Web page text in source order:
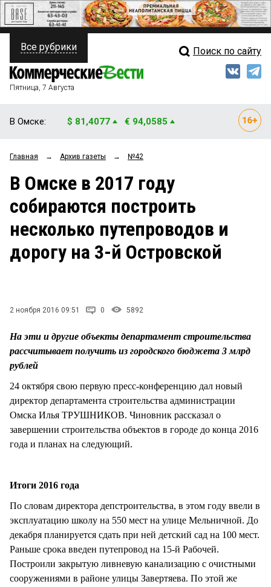
ПОЛИТИКА
ФИНАНСЫ
ОБЩЕСТВО
ЗАКОН
НОВОСТИ КОМПАНИЙ
Свежий выпуск
Рейтинги
Блоги
Архив
Все рубрики Поиск по сайту
Пятница, 7 Августа
В Омске: $ 81,4077 € 94,0585
Главная → Архив газеты → №42
В Омске в 2017 году
собираются построить
несколько путепроводов и
дорогу на 3-й Островской
2 ноября 2016 09:51 0 5892
На эти и другие объекты департамент строительства
рассчитывает получить из городского бюджета 3 млрд
рублей
24 октября свою первую пресс-конференцию дал новый
директор департамента строительства администрации
Омска Илья ТРУШНИКОВ. Чиновник рассказал о
завершении строительства объектов в городе до конца 2016
года и планах на следующий.
Итоги 2016 года
По словам директора депстроительства, в этом году ввели в
эксплуатацию школу на 550 мест на улице Мельничной. До
декабря планируется сдать при ней детский сад на 100 мест.
Раньше срока введен путепровод на 15-й Рабочей.
Построили закрытую ливневую канализацию с очистными
сооружениями в районе улицы Завертяева. По этой же